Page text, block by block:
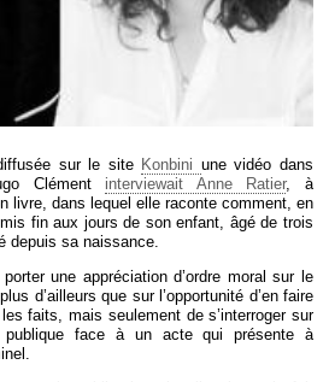
sur le site Konbini une vidéo dans
Clément interviewait Anne Ratier, à
livre, dans lequel elle raconte comment, en
fin aux jours de son enfant, âgé de trois
depuis sa naissance.
une appréciation d’ordre moral sur le
d’ailleurs que sur l’opportunité d’en faire
faits, mais seulement de s’interroger sur
publique face à un acte qui présente à